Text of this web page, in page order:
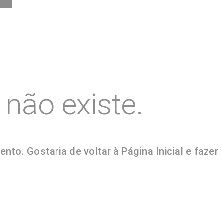
existe.
Gostaria de voltar à Página Inicial e fazer